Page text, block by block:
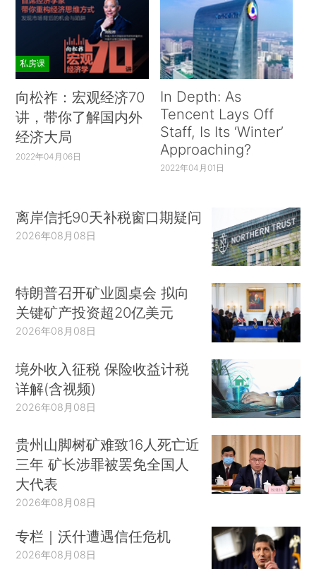
私房课
向松祚：宏观经济70
讲，带你了解国内外
经济大局
2022年04月06日
In Depth: As
Tencent Lays Off
Staff, Is Its ‘Winter’
Approaching?
2022年04月01日
离岸信托90天补税窗口期疑问
2026年08月08日
特朗普召开矿业圆桌会 拟向
关键矿产投资超20亿美元
2026年08月08日
境外收入征税 保险收益计税
详解(含视频)
2026年08月08日
贵州山脚树矿难致16人死亡近
三年 矿长涉罪被罢免全国人
大代表
2026年08月08日
专栏｜沃什遭遇信任危机
2026年08月08日